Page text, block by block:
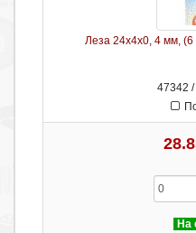
Леза 24х4х0, 4 мм,
47342
На